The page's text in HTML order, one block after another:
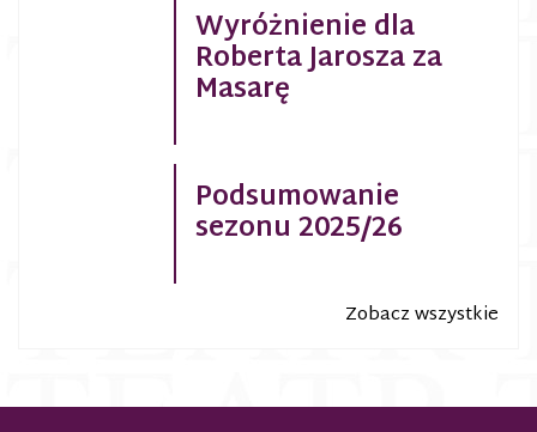
Wyróżnienie dla
Roberta Jarosza za
Masarę
Podsumowanie
sezonu 2025/26
Zobacz wszystkie